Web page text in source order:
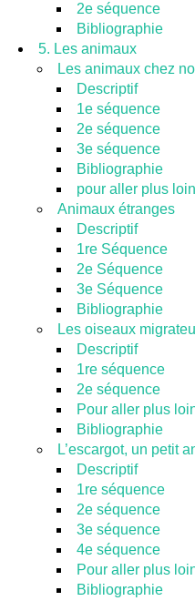
2e séquence
Bibliographie
5. Les animaux
Les animaux chez
Descriptif
1e séquence
2e séquence
3e séquence
Bibliographie
pour aller plus loin
Animaux étranges
Descriptif
1re Séquence
2e Séquence
3e Séquence
Bibliographie
Les oiseaux
Descriptif
1re séquence
2e séquence
Pour aller plus
Bibliographie
L’escargot, un petit
Descriptif
1re séquence
2e séquence
3e séquence
4e séquence
Pour aller plus
Bibliographie